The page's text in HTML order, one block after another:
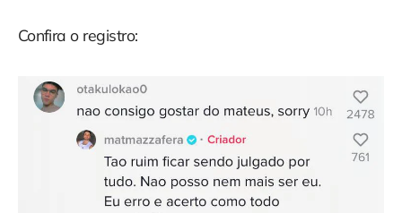
Confira o registro: